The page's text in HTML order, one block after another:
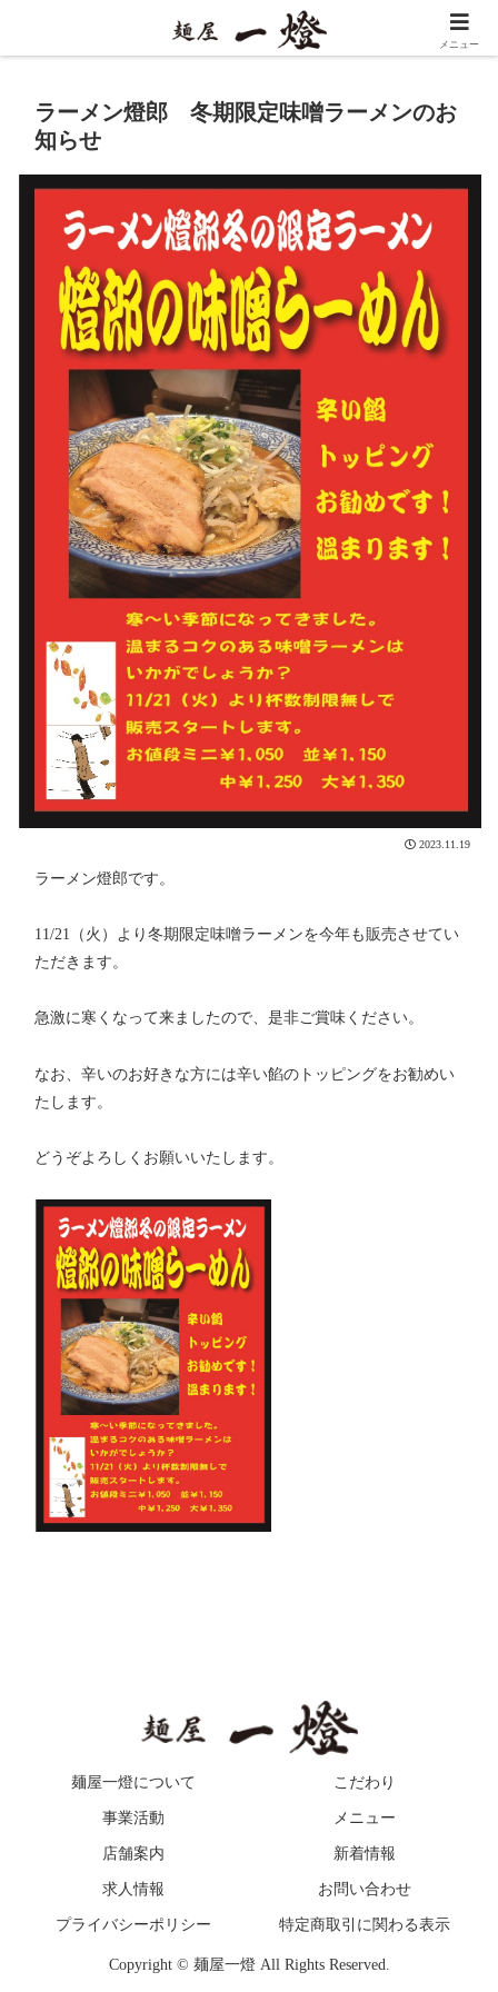
ラーメン燈郎 冬期限定味噌ラーメンのお
知らせ
2023.11.19
ラーメン燈郎です。
11/21（火）より冬期限定味噌ラーメンを今年も販売させてい
ただきます。
急激に寒くなって来ましたので、是非ご賞味ください。
なお、辛いのお好きな方には辛い餡のトッピングをお勧めい
たします。
どうぞよろしくお願いいたします。
麺屋一燈について こだわり
事業活動 メニュー
店舗案内 新着情報
求人情報 お問い合わせ
プライバシーポリシー 特定商取引に関わる表示
Copyright © 麺屋一燈 All Rights Reserved.
メニュー